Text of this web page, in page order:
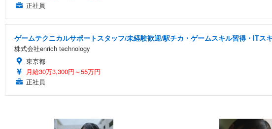
正社員
ゲームテクニカルサポートスタッフ/未経験歓迎/駅チカ・ゲームスキル習得・ITス
株式会社enrich technology
東京都
月給30万3,300円～55万円
正社員